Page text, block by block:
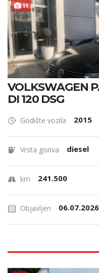
11
VOLKSWAGEN
DI 120 DSG
Godište vozila 2015
Vrsta goriva diesel
km 241.500
Objavljen